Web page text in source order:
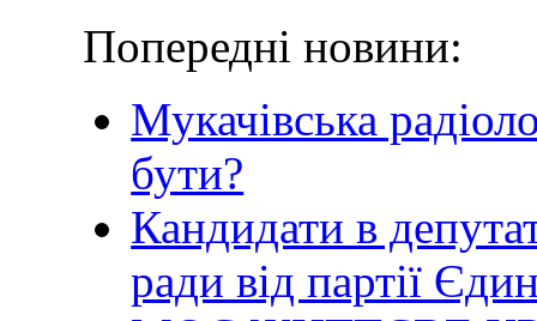
Попередні новини:
Мукачівська
бути?
Кандидати в
ради від партії